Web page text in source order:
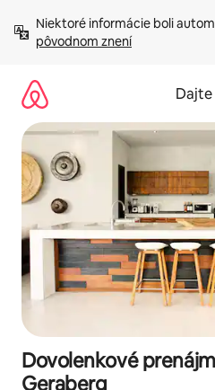
obsah.
Niektoré informácie boli
pôvodnom znení
Dajte
Dovolenkové
Geraberg